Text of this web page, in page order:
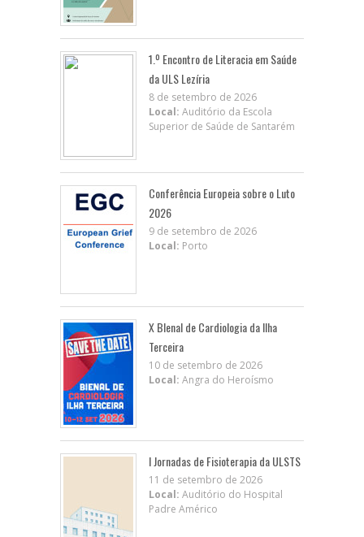
1.º Encontro de Literacia em Saúde
da ULS Lezíria
8 de setembro de 2026
Local: Auditório da Escola
Superior de Saúde de Santarém
Conferência Europeia sobre o Luto
2026
9 de setembro de 2026
Local: Porto
X BIenal de Cardiologia da Ilha
Terceira
10 de setembro de 2026
Local: Angra do Heroísmo
I Jornadas de Fisioterapia da ULSTS
11 de setembro de 2026
Local: Auditório do Hospital
Padre Américo